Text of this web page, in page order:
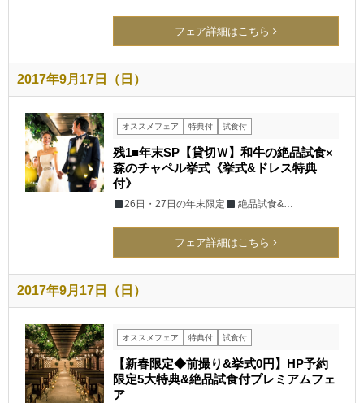
フェア詳細はこちら
2017年9月17日（日）
オススメフェア 特典付 試食付
残1■年末SP【貸切Ｗ】和牛の絶品試食×
森のチャペル挙式《挙式&ドレス特典
付》
26日・27日の年末限定 絶品試食&…
フェア詳細はこちら
2017年9月17日（日）
オススメフェア 特典付 試食付
【新春限定◆前撮り&挙式0円】HP予約
限定5大特典&絶品試食付プレミアムフェ
ア